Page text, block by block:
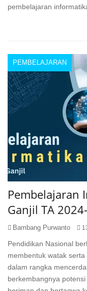
pembelajaran
PEMBELAJARAN
Pembelajaran
Ganjil TA
Bambang Purwanto
Pendidikan Nasional
membentuk watak
dalam rangka
berkembangnya